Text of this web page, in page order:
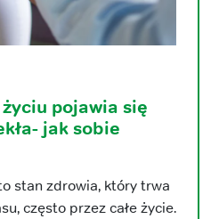
pojawia się
jak sobie
stan zdrowia, który trwa
często przez całe życie.